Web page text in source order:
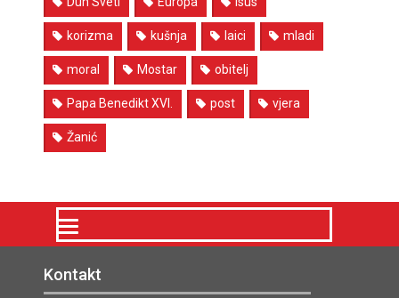
korizma kušnja laici mladi
moral Mostar obitelj
Papa Benedikt XVI. post vjera
Žanić
Kontakt